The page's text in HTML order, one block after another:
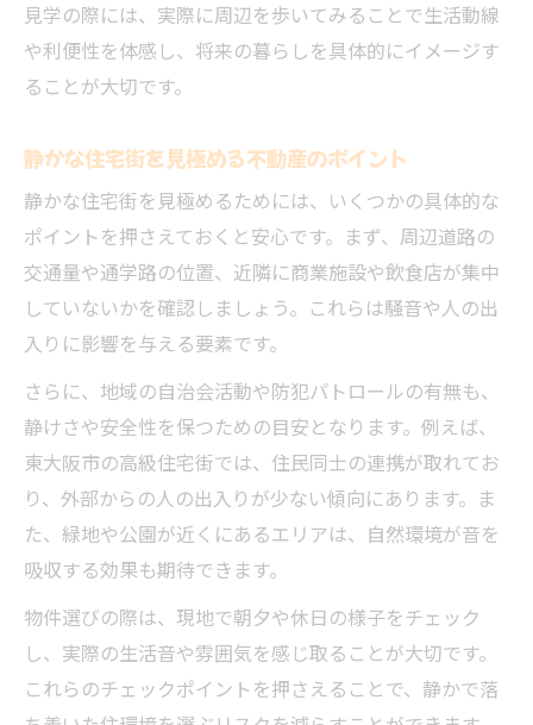
は
快適な生活空間を実現する不動産選択の工
家族の安心感を高める不動産の選び方解説
見学の際には、実際に周辺を歩いてみることで生活動線
や利便性を体感し、将来の暮らしを具体的にイメージす
ることが大切です。
静かな住宅街を見極める不動産のポイント
静かな住宅街を見極めるためには、いくつかの具体的な
ポイントを押さえておくと安心です。まず、周辺道路の
交通量や通学路の位置、近隣に商業施設や飲食店が集中
していないかを確認しましょう。これらは騒音や人の出
入りに影響を与える要素です。
さらに、地域の自治会活動や防犯パトロールの有無も、
静けさや安全性を保つための目安となります。例えば、
東大阪市の高級住宅街では、住民同士の連携が取れてお
り、外部からの人の出入りが少ない傾向にあります。ま
た、緑地や公園が近くにあるエリアは、自然環境が音を
吸収する効果も期待できます。
物件選びの際は、現地で朝夕や休日の様子をチェック
し、実際の生活音や雰囲気を感じ取ることが大切です。
これらのチェックポイントを押さえることで、静かで落